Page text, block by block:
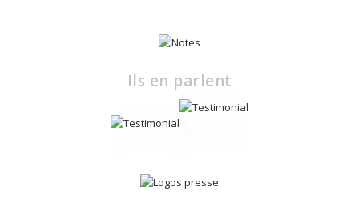
Ils en parlent